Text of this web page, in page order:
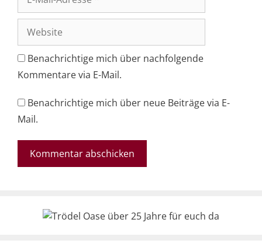
Mail-
Adresse
Website
Benachrichtige mich über nachfolgende
Kommentare via E-Mail.
Benachrichtige mich über neue Beiträge via E-
Mail.